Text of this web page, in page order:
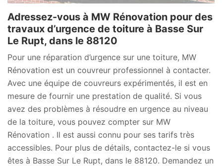
Adressez-vous à MW Rénovation pour des
travaux d’urgence de toiture à Basse Sur
Le Rupt, dans le 88120
Pour une réparation d’urgence sur une toiture, MW
Rénovation est un couvreur professionnel à contacter.
Avec une équipe de couvreurs expérimentés, il est en
mesure de fournir une prestation de qualité. Si vous
avez des problèmes à résoudre en urgence au niveau
de la toiture, vous pouvez compter sur MW
Rénovation . Il est aussi connu pour ses tarifs très
accessibles. Pour plus de détails, contactez-le si vous
êtes à Basse Sur Le Rupt, dans le 88120. Demandez un